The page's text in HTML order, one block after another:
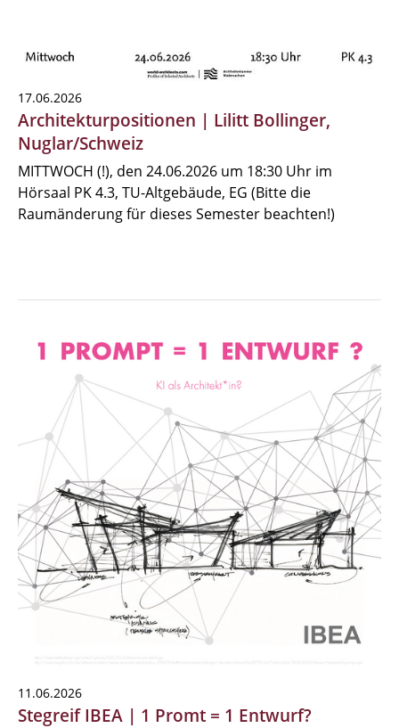
17.06.2026
Architekturpositionen | Lilitt Bollinger,
Nuglar/Schweiz
MITTWOCH (!), den 24.06.2026 um 18:30 Uhr im
Hörsaal PK 4.3, TU-Altgebäude, EG (Bitte die
Raumänderung für dieses Semester beachten!)
11.06.2026
Stegreif IBEA | 1 Promt = 1 Entwurf?